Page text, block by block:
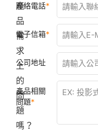
產
品
需
求
上
的
問
題
嗎？
聯絡電話
電子信箱
公司地址
產品相關
問題